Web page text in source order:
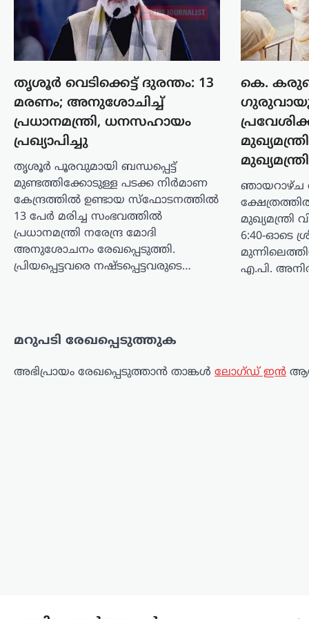
തൃശൂര്‍ വെടിക്കെട്ട് ദുരന്തം: 13
മരണം; അനുശോചിച്ച്
പ്രധാനമന്ത്രി, ധനസഹായം
പ്രഖ്യാപിച്ചു
തൃശൂര്‍ പൂരവുമായി ബന്ധപ്പെട്ട്
മുണ്ടത്തിക്കോടുള്ള പടക്ക നിര്‍മാണ
കേന്ദ്രത്തില്‍ ഉണ്ടായ സ്‌ഫോടനത്തില്‍
13 പേര്‍ മരിച്ച സംഭവത്തില്‍
പ്രധാനമന്ത്രി നരേന്ദ്ര മോദി
അനുശോചനം രേഖപ്പെടുത്തി.
പ്രിയപ്പെട്ടവരെ നഷ്ടപ്പെട്ടവരുടെ…
കെ.
ഞായറാഴ്ച
മുഖ്യമന്ത്രി
6:40-ഓടെ
എ.പി.
മറുപടി രേഖപ്പെടുത്തുക
അഭിപ്രായം രേഖപ്പെടുത്താ‍ൻ താങ്കൾ ലോഗ്ഡ് ഇൻ
പിഴവുണ്ടെന്ന്
ഹൈക്കോടതി;
സിബിഐക്കും
സർക്കാരിനും നോട്ടീസ്
ന്യൂസ് ഡെസ്ക് ഓഗസ്റ്റ്‌ 6, 2026
മുത്തങ്ങ സമരവുമായി ബന്ധപ്പെട്ട്
പൊലീസ് ഉദ്യോഗസ്ഥനെ വധിക്കാൻ
പുറപ്പെടുവിച്ച ശിക്ഷാവിധിയിൽ
ഗുരുതരമായ പിഴവുകളുണ്ടെന്ന് കേരള
ഹൈക്കോടതി നിരീക്ഷിച്ചു. കേസിലെ
ഗൂഢാലോചന പ്രഥമദൃഷ്ട്യാ
ബോധ്യപ്പെട്ടുവെന്ന…
ട്രെൻഡിംഗ്, ലേറ്റസ്റ്റ് ന്യൂസ്
വിദ്യാഭ്യാസ
പ്രശ്നങ്ങൾക്ക് ഊന്നൽ;
സിജെപി
ന്യൂസ് ഡെസ്ക് ഓഗസ്റ്റ്‌ 6, 2026